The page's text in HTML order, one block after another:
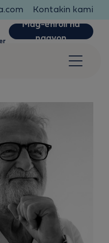
Kontakin kami
Mag-enroll na
ngayon